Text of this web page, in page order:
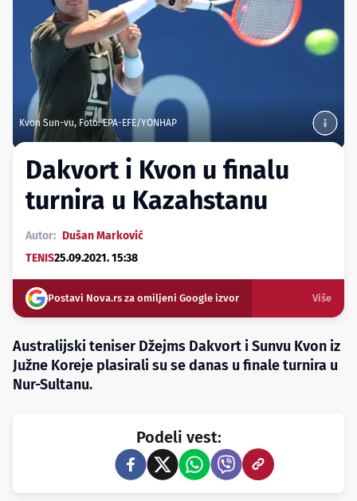
Kvon Sun-vu, Foto: EPA-EFE/YONHAP
Dakvort i Kvon u finalu
turnira u Kazahstanu
Autor: Dušan Marković
TENIS25.09.2021. 15:38
Postavi Nova.rs za omiljeni Google izvor Više
Australijski teniser Džejms Dakvort i Sunvu Kvon iz
Južne Koreje plasirali su se danas u finale turnira u
Nur-Sultanu.
Podeli vest: